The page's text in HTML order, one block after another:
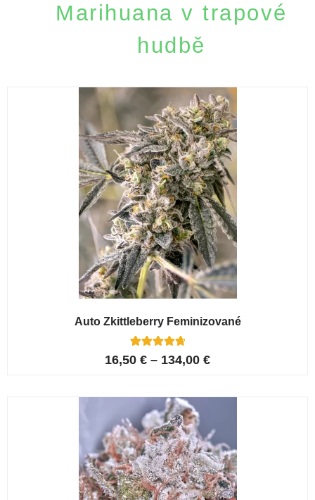
Marihuana v trapové
hudbě
Auto Zkittleberry Feminizované
Hodnoceno
4.80
5
hodnocení
zákazníků
16,50 € – 134,00 €